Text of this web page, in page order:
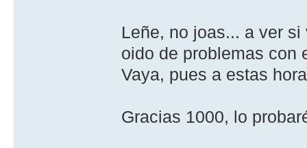
Leñe, no joas... a ver
oido de problemas con
Vaya, pues a estas
Gracias 1000, lo